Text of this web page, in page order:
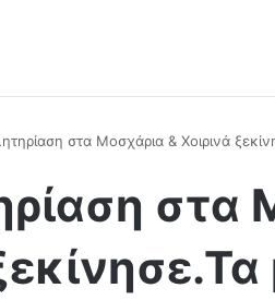
στα Μοσχάρια & Χοιρινά
στα